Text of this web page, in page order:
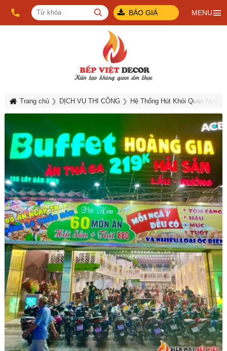
BÁO GIÁ MENU
Trang chủ DỊCH VỤ THI CÔNG Hệ Thống Hút Khói Quán Nướng